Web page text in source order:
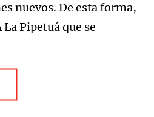
nuevos. De esta forma,
Pipetuá que se